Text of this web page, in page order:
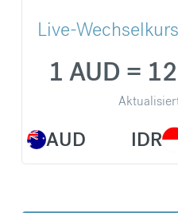
Live-
AUD
1 AUD =
IDR